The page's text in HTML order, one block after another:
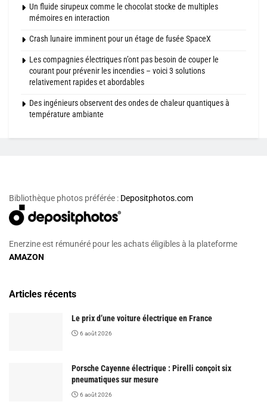
Un fluide sirupeux comme le chocolat stocke de multiples
mémoires en interaction
Crash lunaire imminent pour un étage de fusée SpaceX
Les compagnies électriques n’ont pas besoin de couper le
courant pour prévenir les incendies – voici 3 solutions
relativement rapides et abordables
Des ingénieurs observent des ondes de chaleur quantiques à
température ambiante
Bibliothèque photos préférée : Depositphotos.com
Enerzine est rémunéré pour les achats éligibles à la plateforme
AMAZON
Articles récents
Le prix d’une voiture électrique en France
6 août 2026
Porsche Cayenne électrique : Pirelli conçoit six
pneumatiques sur mesure
6 août 2026